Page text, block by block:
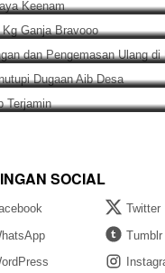
Amankan 17 Kg Ganja
Penimbangan dan
Warga Menutupi
Tetap Terjamin
SOCIAL
Twitter
Tumblr